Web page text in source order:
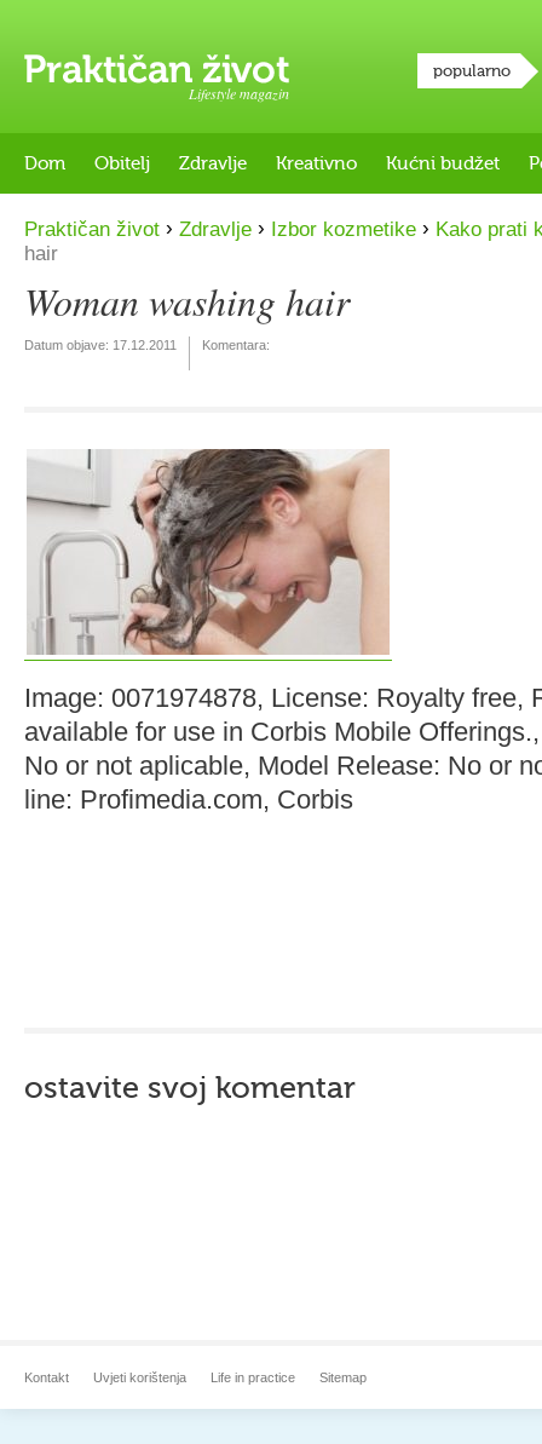
Lifestyle magazin
popularno
Dom Obitelj Zdravlje Kreativno Kućni budžet
Praktičan život › Zdravlje › Izbor kozmetike › Kako prati
hair
Woman washing hair
Datum objave: 17.12.2011 Komentara:
Image: 0071974878, License: Royalty free,
available for use in Corbis Mobile
No or not aplicable, Model Release: No or
line: Profimedia.com, Corbis
ostavite svoj komentar
Kontakt Uvjeti korištenja Life in practice Sitemap